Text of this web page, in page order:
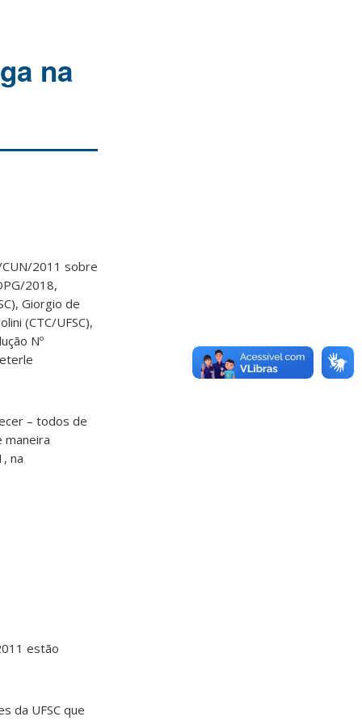
na
2011 sobre
2018,
Giorgio de
(CTC/UFSC),
Nº
– todos de
maneira
na
estão
da UFSC que